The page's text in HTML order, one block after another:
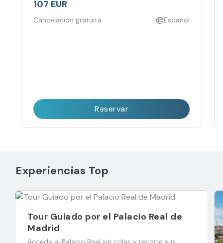
107 EUR
Cancelación gratuita Español
Reservar
Experiencias Top
Tour Guiado por el Palacio Real de
Madrid